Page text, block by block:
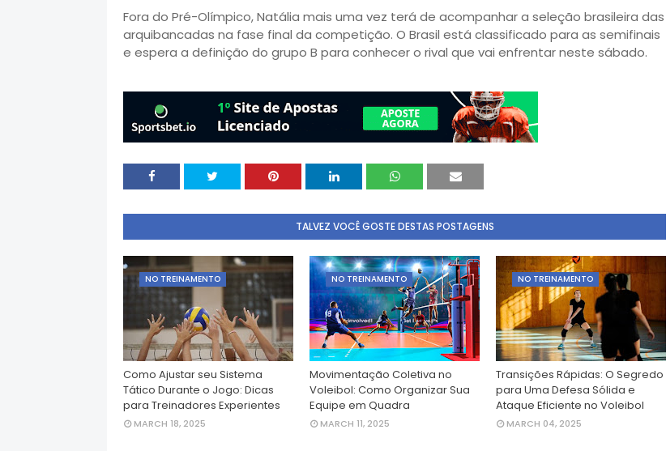
Fora do Pré-Olímpico, Natália mais uma vez terá de acompanhar a seleção brasileira das
arquibancadas na fase final da competição. O Brasil está classificado para as semifinais
e espera a definição do grupo B para conhecer o rival que vai enfrentar neste sábado.
TALVEZ VOCÊ GOSTE DESTAS POSTAGENS
NO TREINAMENTO
Como Ajustar seu Sistema
Tático Durante o Jogo: Dicas
para Treinadores Experientes
MARCH 18, 2025
NO TREINAMENTO
Movimentação Coletiva no
Voleibol: Como Organizar Sua
Equipe em Quadra
MARCH 11, 2025
NO TREINAMENTO
Transições Rápidas: O Segredo
para Uma Defesa Sólida e
Ataque Eficiente no Voleibol
MARCH 04, 2025